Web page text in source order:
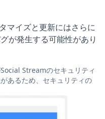
マイズと更新にはさらに
が発生する可能性があり
Streamのセキュリティ
あるため、セキュリティの